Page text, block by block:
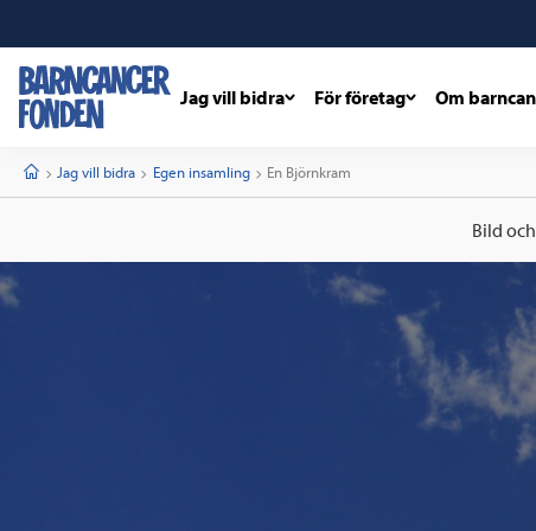
Jag vill bidra För företag Om
StartJag vill bidra Egen insamling Current:
En Björnkram
Bild